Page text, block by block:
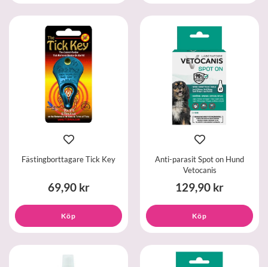
Fästingborttagare Tick Key
69,90 kr
Köp
Anti-parasit Spot on Hund
Vetocanis
129,90 kr
Köp